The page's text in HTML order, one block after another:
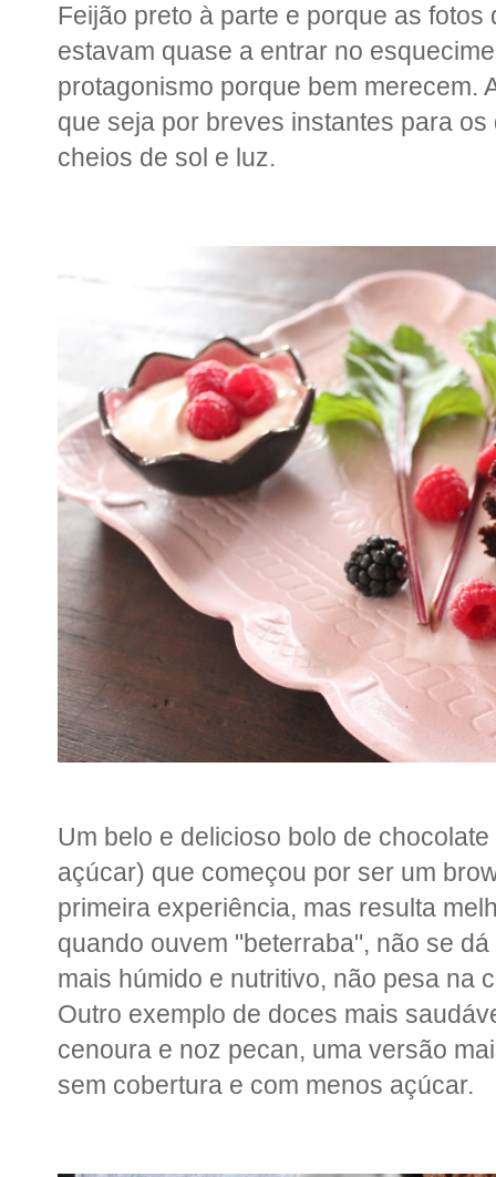
Feijão preto à parte e porque as
estavam quase a entrar no
protagonismo porque bem merecem.
que seja por breves instantes para
cheios de sol e luz.
Um belo e delicioso bolo de
açúcar) que começou por ser um
primeira experiência, mas resulta
quando ouvem "beterraba", não se
mais húmido e nutritivo, não pesa na
Outro exemplo de doces mais
cenoura e noz pecan, uma versão
sem cobertura e com menos açúcar.